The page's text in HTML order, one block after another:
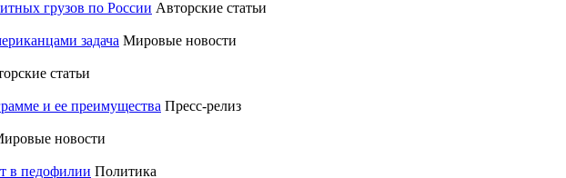
грузов по России Авторские статьи
задача Мировые новости
статьи
и ее преимущества Пресс-релиз
новости
в педофилии Политика